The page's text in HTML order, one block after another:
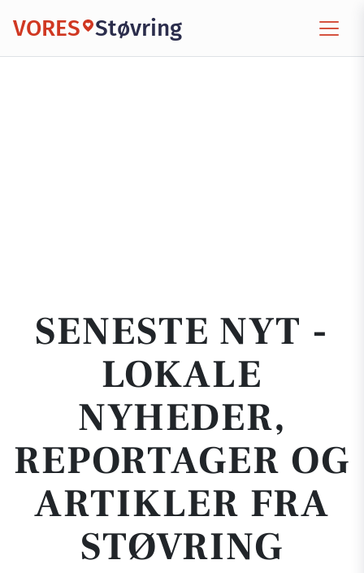
VORES Støvring
SENESTE NYT -
LOKALE
NYHEDER,
REPORTAGER OG
ARTIKLER FRA
STØVRING